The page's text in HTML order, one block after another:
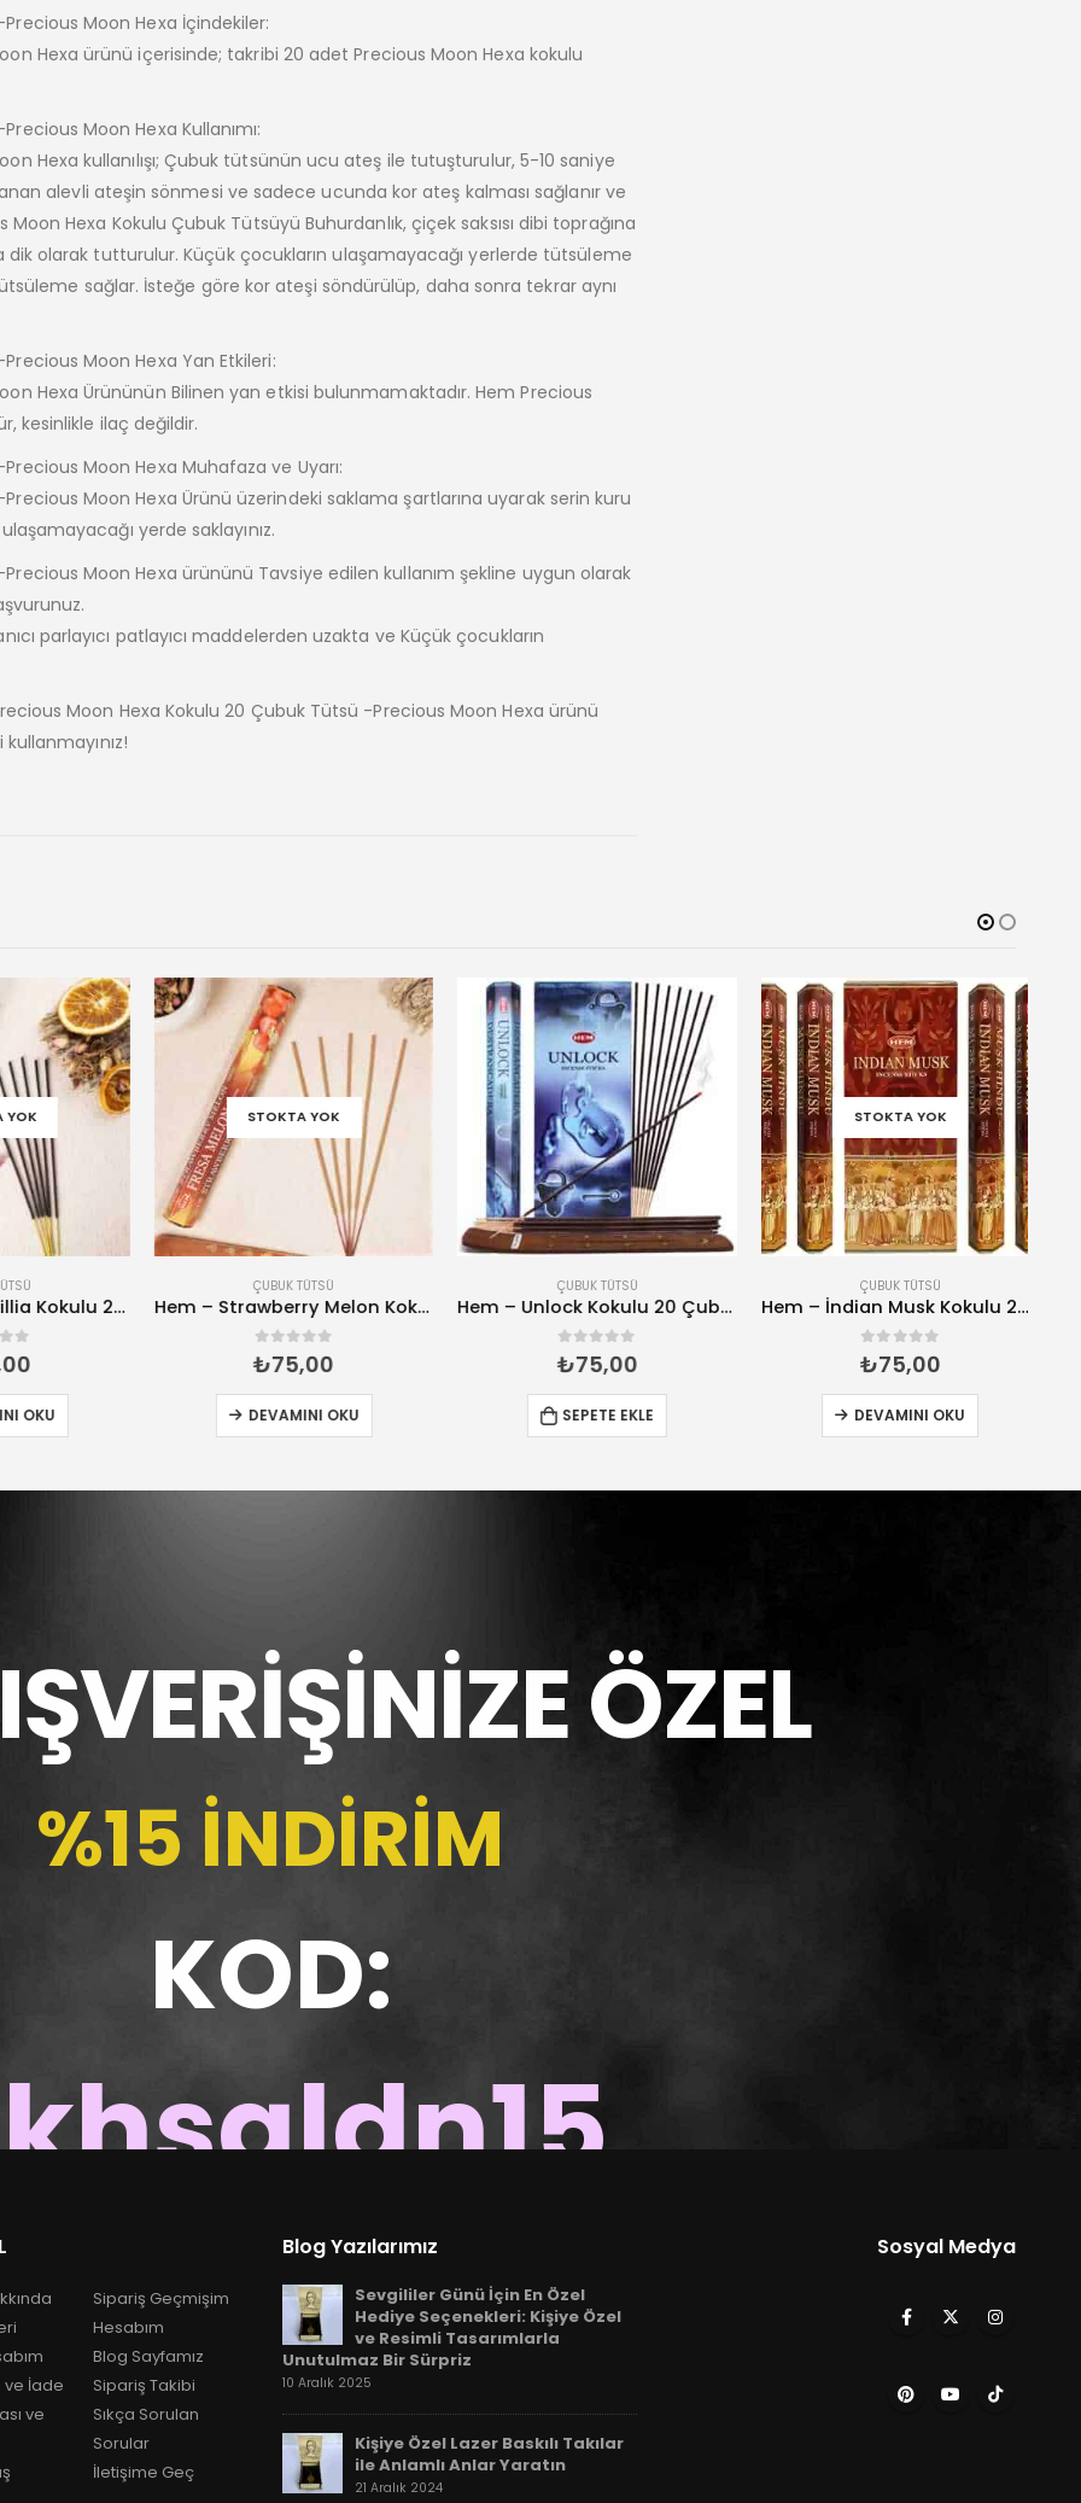
Moon Hexa İçindekiler:
Hexa ürünü içerisinde; takribi 20 adet Precious Moon Hexa kokulu
Moon Hexa Kullanımı:
Hexa kullanılışı; Çubuk tütsünün ucu ateş ile tutuşturulur, 5-10 saniye
alevli ateşin sönmesi ve sadece ucunda kor ateş kalması sağlanır ve
Hexa Kokulu Çubuk Tütsüyü Buhurdanlık, çiçek saksısı dibi toprağına
olarak tutturulur. Küçük çocukların ulaşamayacağı yerlerde tütsüleme
sağlar. İsteğe göre kor ateşi söndürülüp, daha sonra tekrar aynı
Moon Hexa Yan Etkileri:
Hexa Ürününün Bilinen yan etkisi bulunmamaktadır. Hem Precious
kesinlikle ilaç değildir.
Moon Hexa Muhafaza ve Uyarı:
Moon Hexa Ürünü üzerindeki saklama şartlarına uyarak serin kuru
yerde saklayınız.
Moon Hexa ürününü Tavsiye edilen kullanım şekline uygun olarak
parlayıcı patlayıcı maddelerden uzakta ve Küçük çocukların
Moon Hexa Kokulu 20 Çubuk Tütsü -Precious Moon Hexa ürünü
Hem – Rose Vanillia Kokulu 20 Çubuk Tütsü
STOKTA YOK
ÇUBUK TÜTSÜ
Hem – Strawberry Melon Kokulu 20 Çubuk Tütsü
5 üzerinden
75,00
DEVAMINI OKU
ÇUBUK TÜTSÜ
Hem – Unlock Kokulu 20 Çubuk Tütsü
5 üzerinden
75,00
SEPETE EKLE
STOKTA YOK
ÇUBUK TÜTSÜ
Hem – İndian Musk Kokulu 20 Çubuk Tütsü
5 üzerinden
75,00
DEVAMINI OKU
ÖZEL
%15 İNDİRİM
KOD:
300 TL VE ÜZERİ ALIŞVERİŞLERDE GEÇERLİDİR
ve İade
ve
Sipariş Geçmişim
Hesabım
Blog Sayfamız
Sipariş Takibi
Sıkça Sorulan
Sorular
İletişime Geç
Blog Yazılarımız
Sevgililer Günü İçin En Özel
Hediye Seçenekleri: Kişiye Özel
ve Resimli Tasarımlarla
Unutulmaz Bir Sürpriz
10 Aralık 2025
Kişiye Özel Lazer Baskılı Takılar
ile Anlamlı Anlar Yaratın
21 Aralık 2024
Sosyal Medya